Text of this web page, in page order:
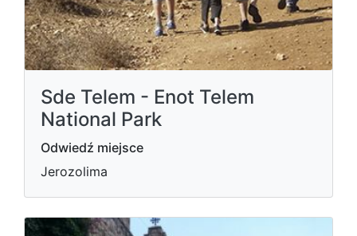
Sde Telem - Enot Telem
National Park
Odwiedź miejsce
Jerozolima